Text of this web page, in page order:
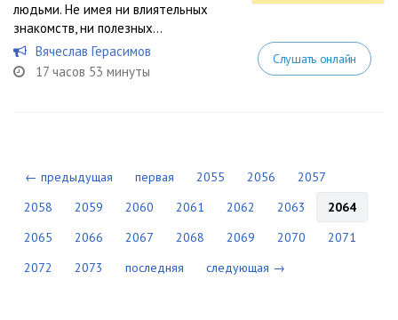
людьми. Не имея ни влиятельных
знакомств, ни полезных...
Вячеслав Герасимов
17 часов 53 минуты
Слушать онлайн
← предыдущая первая 2055 2056
2057
2058
2059 2060 2061 2062 2063
2064
2065
2066 2067 2068 2069 2070
2071
2072
2073 последняя следующая →